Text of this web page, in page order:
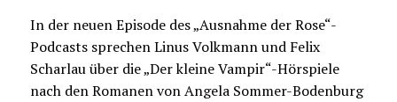
In der neuen Episode des „Ausnahme der Rose“-
Podcasts sprechen Linus Volkmann und Felix
Scharlau über die „Der kleine Vampir“-Hörspiele
nach den Romanen von Angela Sommer-Bodenburg